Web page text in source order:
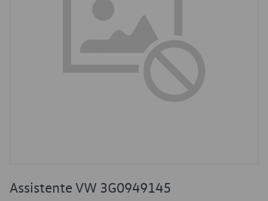
Assistente VW 3G0949145